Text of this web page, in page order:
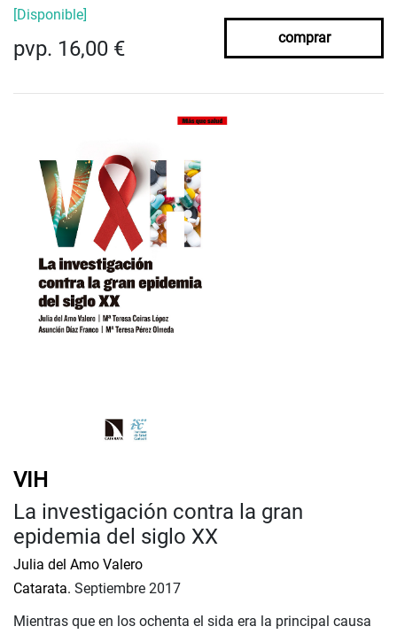
[Disponible]
pvp. 16,00 € comprar
VIH
La investigación contra la gran
epidemia del siglo XX
Julia del Amo Valero
Catarata. Septiembre 2017
Mientras que en los ochenta el sida era la principal causa